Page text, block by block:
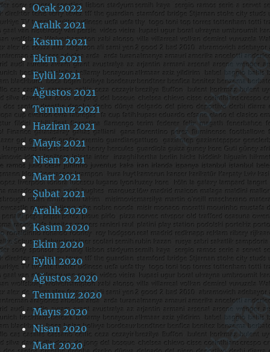
Ocak 2022
Aralık 2021
Kasım 2021
Ekim 2021
Eylül 2021
Ağustos 2021
Temmuz 2021
Haziran 2021
Mayıs 2021
Nisan 2021
Mart 2021
Şubat 2021
Aralık 2020
Kasım 2020
Ekim 2020
Eylül 2020
Ağustos 2020
Temmuz 2020
Mayıs 2020
Nisan 2020
Mart 2020